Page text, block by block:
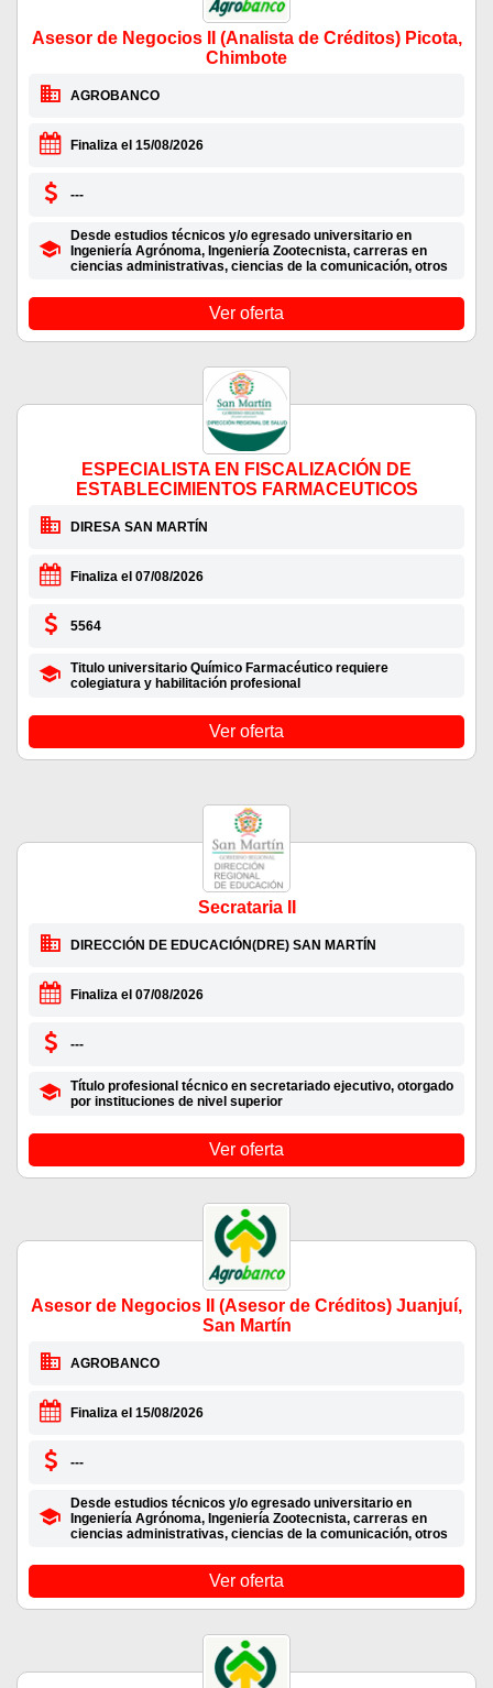
Asesor de Negocios II (Analista de Créditos) Picota,
Chimbote
AGROBANCO
Finaliza el 15/08/2026
---
Desde estudios técnicos y/o egresado universitario en
Ingeniería Agrónoma, Ingeniería Zootecnista, carreras en
ciencias administrativas, ciencias de la comunicación, otros
Ver oferta
ESPECIALISTA EN FISCALIZACIÓN DE
ESTABLECIMIENTOS FARMACEUTICOS
DIRESA SAN MARTÍN
Finaliza el 07/08/2026
5564
Titulo universitario Químico Farmacéutico requiere
colegiatura y habilitación profesional
Ver oferta
Secrataria II
DIRECCIÓN DE EDUCACIÓN(DRE) SAN MARTÍN
Finaliza el 07/08/2026
---
Título profesional técnico en secretariado ejecutivo, otorgado
por instituciones de nivel superior
Ver oferta
Asesor de Negocios II (Asesor de Créditos) Juanjuí,
San Martín
AGROBANCO
Finaliza el 15/08/2026
---
Desde estudios técnicos y/o egresado universitario en
Ingeniería Agrónoma, Ingeniería Zootecnista, carreras en
ciencias administrativas, ciencias de la comunicación, otros
Ver oferta